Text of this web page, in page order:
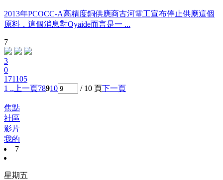
2013年PCOCC-A高精度銅供應商古河電工宣布停止供應這個
原料，這個消息對Oyaide而言是一 ...
7
3
0
171105
1 .. 上一頁78910 / 10 頁下一頁
焦點
社區
影片
我的
7
星期五